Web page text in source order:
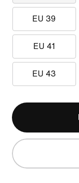
EU 39
EU 41
EU 43